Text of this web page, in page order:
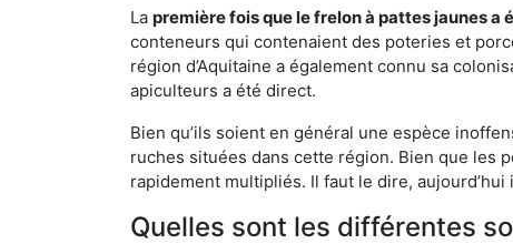
La première fois que le frelon à pattes jaunes a
conteneurs qui contenaient des poteries et
région d’Aquitaine a également connu sa
apiculteurs a été direct.
Bien qu’ils soient en général une espèce
ruches situées dans cette région. Bien que les
rapidement multipliés. Il faut le dire,
Quelles sont les différentes